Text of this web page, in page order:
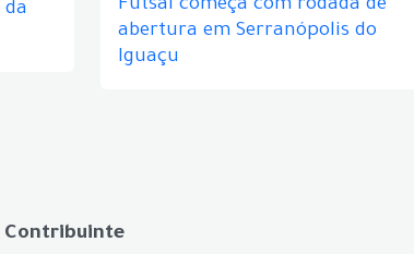
Futsal começa com rodada de
abertura em Serranópolis do
Iguaçu
Contribuinte